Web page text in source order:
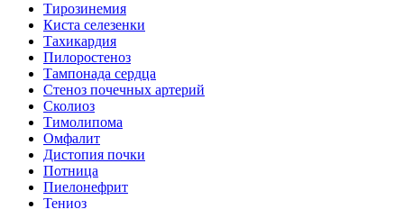
Тирозинемия
Киста селезенки
Тахикардия
Пилоростеноз
Тампонада сердца
Стеноз почечных артерий
Сколиоз
Тимолипома
Омфалит
Дистопия почки
Потница
Пиелонефрит
Тениоз